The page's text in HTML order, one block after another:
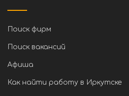
Поиск фирм
Поиск вакансий
Афиша
Как найти работу в Иркутске